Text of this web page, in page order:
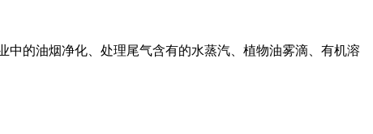
的油烟净化、处理尾气含有的水蒸汽、植物油雾滴、有机溶